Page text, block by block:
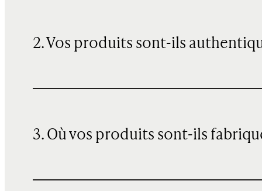
2. Vos produits sont-ils
3. Où vos produits sont-ils